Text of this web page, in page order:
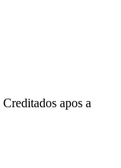
Creditados apos a